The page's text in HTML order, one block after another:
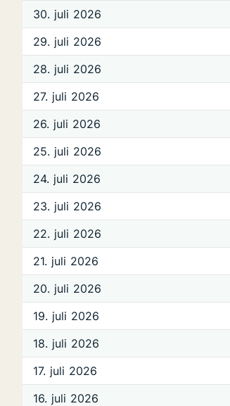
30. juli 2026
29. juli 2026
28. juli 2026
27. juli 2026
26. juli 2026
25. juli 2026
24. juli 2026
23. juli 2026
22. juli 2026
21. juli 2026
20. juli 2026
19. juli 2026
18. juli 2026
17. juli 2026
16. juli 2026